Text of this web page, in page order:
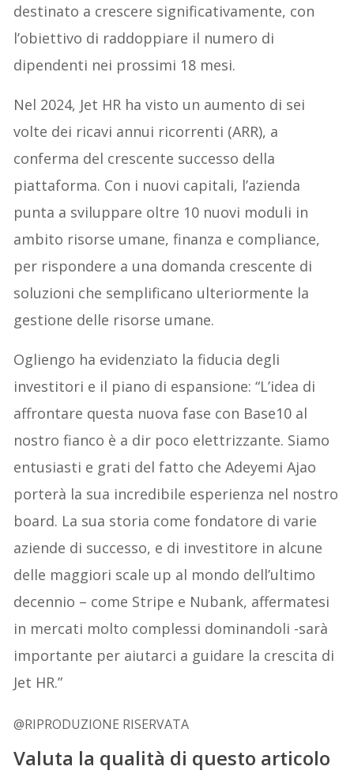
destinato a crescere significativamente, con
l’obiettivo di raddoppiare il numero di
dipendenti nei prossimi 18 mesi.
Nel 2024, Jet HR ha visto un aumento di sei
volte dei ricavi annui ricorrenti (ARR), a
conferma del crescente successo della
piattaforma. Con i nuovi capitali, l’azienda
punta a sviluppare oltre 10 nuovi moduli in
ambito risorse umane, finanza e compliance,
per rispondere a una domanda crescente di
soluzioni che semplificano ulteriormente la
gestione delle risorse umane.
Ogliengo ha evidenziato la fiducia degli
investitori e il piano di espansione: “L’idea di
affrontare questa nuova fase con Base10 al
nostro fianco è a dir poco elettrizzante. Siamo
entusiasti e grati del fatto che Adeyemi Ajao
porterà la sua incredibile esperienza nel nostro
board. La sua storia come fondatore di varie
aziende di successo, e di investitore in alcune
delle maggiori scale up al mondo dell’ultimo
decennio – come Stripe e Nubank, affermatesi
in mercati molto complessi dominandoli -sarà
importante per aiutarci a guidare la crescita di
Jet HR.”
@RIPRODUZIONE RISERVATA
Valuta la qualità di questo articolo